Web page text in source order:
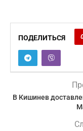
ПОДЕЛИТЬСЯ
В Кишинев